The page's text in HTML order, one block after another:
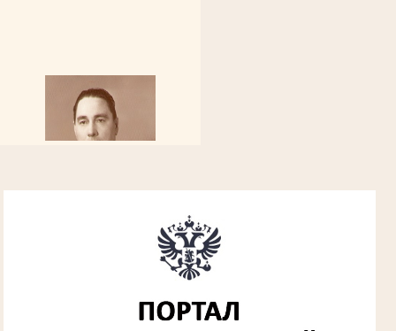
Алферьев Сергей Григорьевич
Участник Великой Отечественной войны
Председатель Губкинского городского